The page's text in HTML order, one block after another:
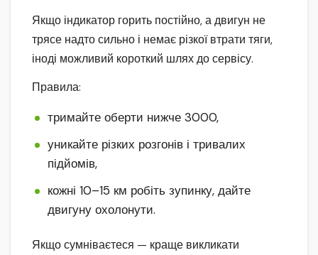
Якщо індикатор горить постійно, а двигун не
трясе надто сильно і немає різкої втрати тяги,
іноді можливий короткий шлях до сервісу.
Правила:
тримайте оберти нижче 3000,
уникайте різких розгонів і тривалих
підйомів,
кожні 10–15 км робіть зупинку, дайте
двигуну охолонути.
Якщо сумніваєтеся — краще викликати